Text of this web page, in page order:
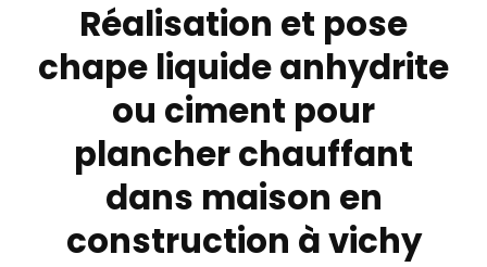
Réalisation et pose
chape liquide anhydrite
ou ciment pour
plancher chauffant
dans maison en
construction à vichy